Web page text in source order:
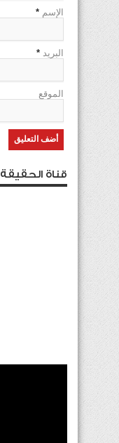
الإسم *
البريد *
الموقع
قناة الحقيقة